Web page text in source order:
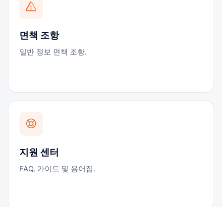
면책 조항
일반 정보 면책 조항.
지원 센터
FAQ, 가이드 및 용어집.